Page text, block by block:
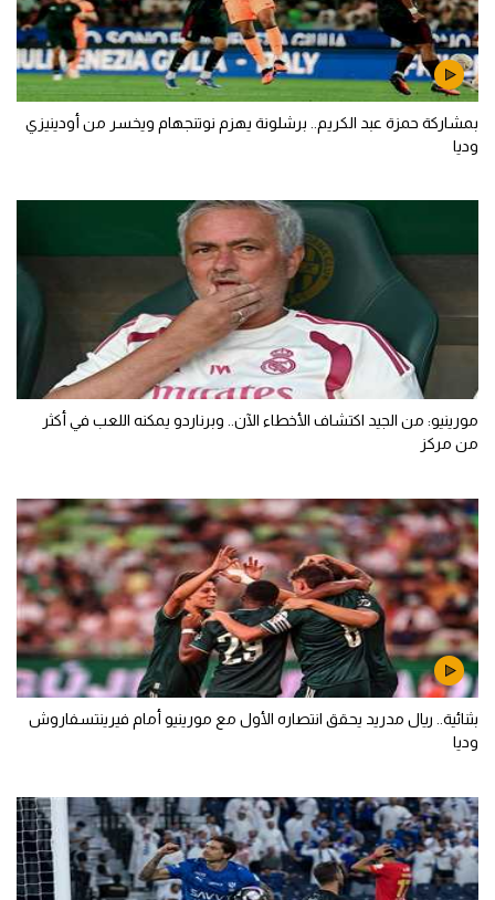
بمشاركة حمزة عبد الكريم.. برشلونة يهزم نوتنجهام ويخسر من أودينيزي
وديا
مورينيو: من الجيد اكتشاف الأخطاء الآن.. وبرناردو يمكنه اللعب في أكثر
من مركز
بثنائية.. ريال مدريد يحقق انتصاره الأول مع مورينيو أمام فيرينتسفاروش
وديا